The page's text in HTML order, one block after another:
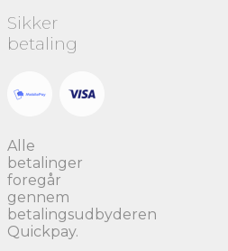
Sikker
betaling
Alle
betalinger
foregår
gennem
betalingsudbyderen
Quickpay.